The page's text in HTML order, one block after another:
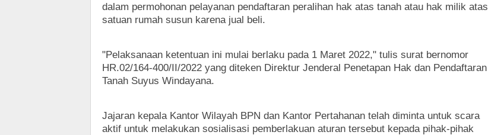
dalam permohonan pelayanan pendaftaran peralihan hak atas tanah atau hak milik atas
satuan rumah susun karena jual beli.
"Pelaksanaan ketentuan ini mulai berlaku pada 1 Maret 2022," tulis surat bernomor
HR.02/164-400/II/2022 yang diteken Direktur Jenderal Penetapan Hak dan Pendaftaran
Tanah Suyus Windayana.
Jajaran kepala Kantor Wilayah BPN dan Kantor Pertahanan telah diminta untuk scara
aktif untuk melakukan sosialisasi pemberlakuan aturan tersebut kepada pihak-pihak